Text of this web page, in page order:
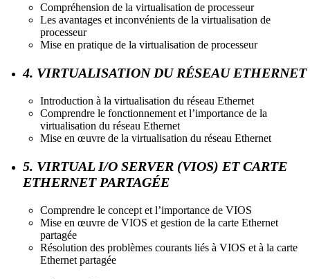
Compréhension de la virtualisation de processeur
Les avantages et inconvénients de la virtualisation de
processeur
Mise en pratique de la virtualisation de processeur
4. VIRTUALISATION DU RÉSEAU ETHERNET
Introduction à la virtualisation du réseau Ethernet
Comprendre le fonctionnement et l’importance de la
virtualisation du réseau Ethernet
Mise en œuvre de la virtualisation du réseau Ethernet
5. VIRTUAL I/O SERVER (VIOS) ET CARTE
ETHERNET PARTAGÉE
Comprendre le concept et l’importance de VIOS
Mise en œuvre de VIOS et gestion de la carte Ethernet
partagée
Résolution des problèmes courants liés à VIOS et à la carte
Ethernet partagée